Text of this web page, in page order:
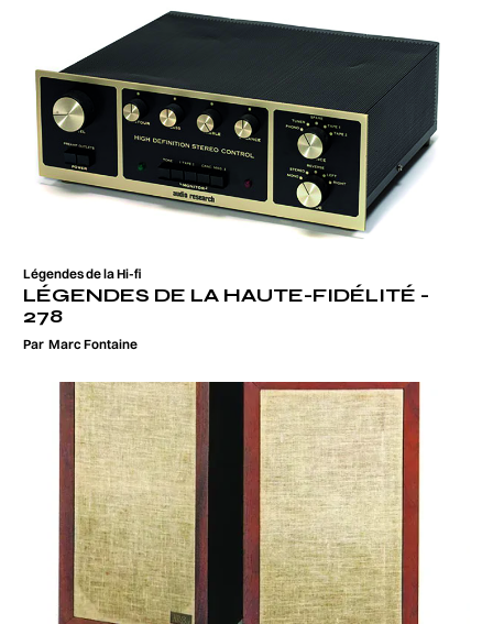
Légendes de la Hi-fi
LÉGENDES DE LA HAUTE-FIDÉLITÉ -
278
Par Marc Fontaine